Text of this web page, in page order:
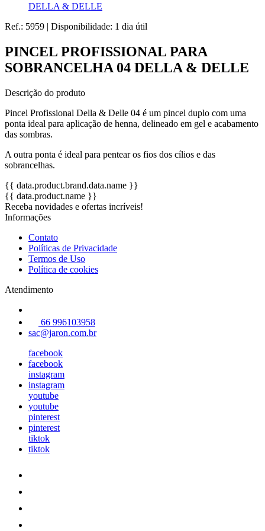
DELLA & DELLE
Ref.: 5959 | Disponibilidade: 1 dia útil
PINCEL PROFISSIONAL PARA
SOBRANCELHA 04 DELLA & DELLE
Descrição do produto
Pincel Profissional Della & Delle 04 é um pincel duplo com uma
ponta ideal para aplicação de henna, delineado em gel e acabamento
das sombras.
A outra ponta é ideal para pentear os fios dos cílios e das
sobrancelhas.
{{ data.product.brand.data.name }}
{{ data.product.name }}
Receba novidades e ofertas incríveis!
Informações
Contato
Políticas de Privacidade
Termos de Uso
Política de cookies
Atendimento
66 996103958
sac@jaron.com.br
facebook
facebook
instagram
instagram
youtube
youtube
pinterest
pinterest
tiktok
tiktok